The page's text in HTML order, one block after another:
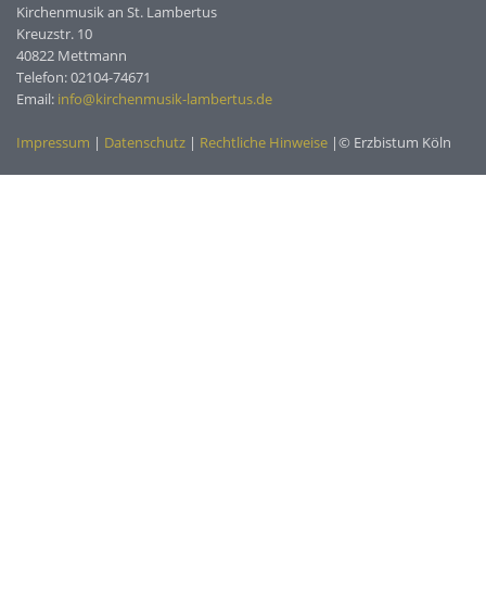
Kirchenmusik an St. Lambertus
Kreuzstr. 10
40822 Mettmann
Telefon: 02104-74671
Email: info@kirchenmusik-lambertus.de
Impressum | Datenschutz | Rechtliche Hinweise |© Erzbistum Köln